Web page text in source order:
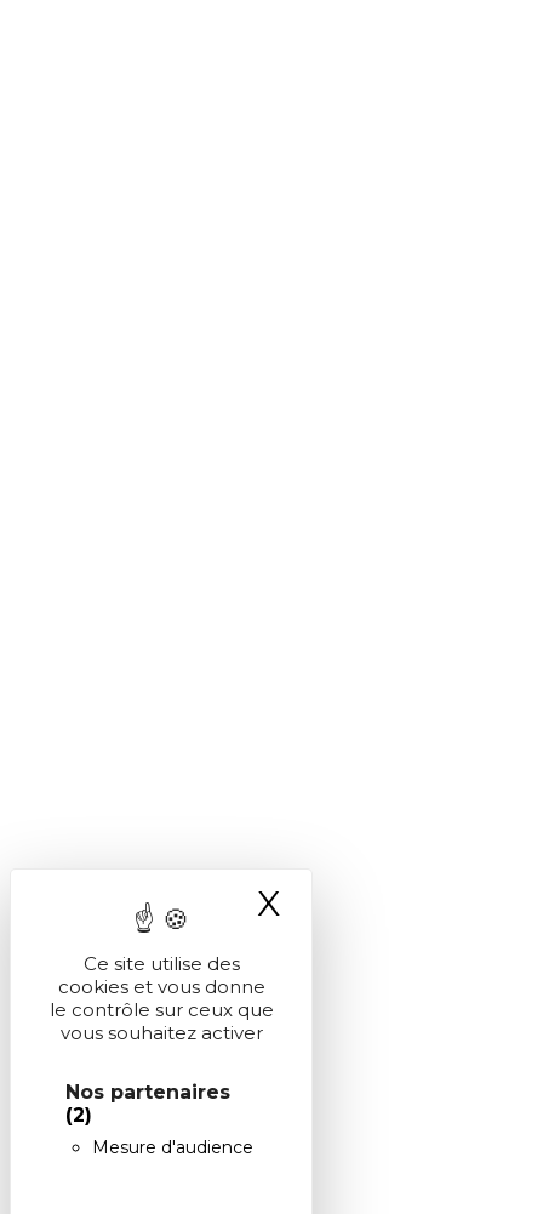
Ce site utilise des
cookies et vous donne
le contrôle sur ceux que
vous souhaitez activer
Nos partenaires
(2)
Mesure d'audience
X